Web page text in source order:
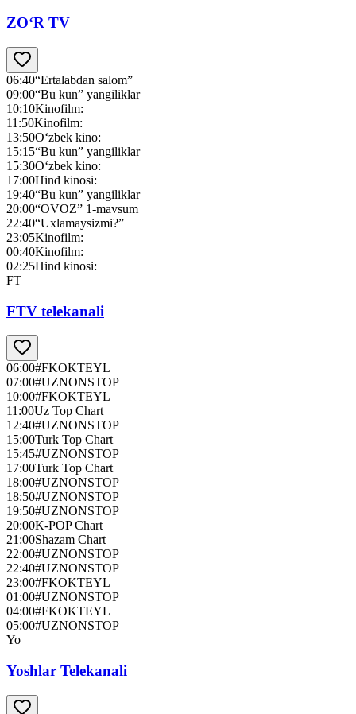
ZO‘R TV
06:40“Ertalabdan salom”
09:00“Bu kun” yangiliklar
10:10Kinofilm:
11:50Kinofilm:
13:50O‘zbek kino:
15:15“Bu kun” yangiliklar
15:30O‘zbek kino:
17:00Hind kinosi:
19:40“Bu kun” yangiliklar
20:00“OVOZ” 1-mavsum
22:40“Uxlamaysizmi?”
23:05Kinofilm:
00:40Kinofilm:
02:25Hind kinosi:
FT
FTV telekanali
06:00#FKOKTEYL
07:00#UZNONSTOP
10:00#FKOKTEYL
11:00Uz Top Chart
12:40#UZNONSTOP
15:00Turk Top Chart
15:45#UZNONSTOP
17:00Turk Top Chart
18:00#UZNONSTOP
18:50#UZNONSTOP
19:50#UZNONSTOP
20:00K-POP Chart
21:00Shazam Chart
22:00#UZNONSTOP
22:40#UZNONSTOP
23:00#FKOKTEYL
01:00#UZNONSTOP
04:00#FKOKTEYL
05:00#UZNONSTOP
Yo
Yoshlar Telekanali